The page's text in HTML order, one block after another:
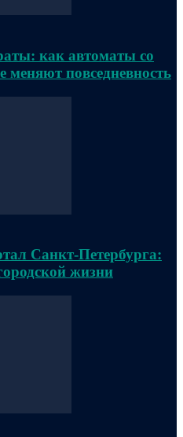
как автоматы со
меняют повседневность
Санкт-Петербурга:
жизни